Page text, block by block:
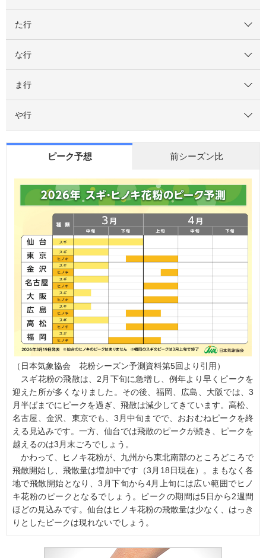
た行
な行
ま行
や行
ピーク予想 前シーズン比
（日本気象協会 花粉シーズン予測資料第5回より引用）
スギ花粉の飛散は、2月下旬に急増し、例年より早くピークを
迎えた所が多くなりました。その後、福岡、広島、大阪では、3
月半ばまでにピークを過ぎ、飛散は減少してきています。高松、
名古屋、金沢、東京でも、3月中旬までで、おおむねピークを終
える見込みです。一方、仙台では飛散のピークが続き、ピークを
越えるのは3月末ごろでしょう。
かわって、ヒノキ花粉が、九州から東北南部のところどころで
飛散開始し、飛散量は増加中です（3月18日現在）。まもなく各
地で飛散開始となり、3月下旬から4月上旬には広い範囲でヒノ
キ花粉のピークとなるでしょう。ピークの期間は5日から2週間
ほどの見込みです。仙台はヒノキ花粉の飛散量は少なく、はっき
りとしたピークは現れないでしょう。